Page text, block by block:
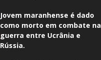
Jovem maranhense é dado
como morto em combate na
guerra entre Ucrânia e
Rússia.